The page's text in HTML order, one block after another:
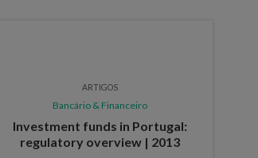
ARTIGOS
Bancário & Financeiro
Investment funds in Portugal:
regulatory overview | 2013